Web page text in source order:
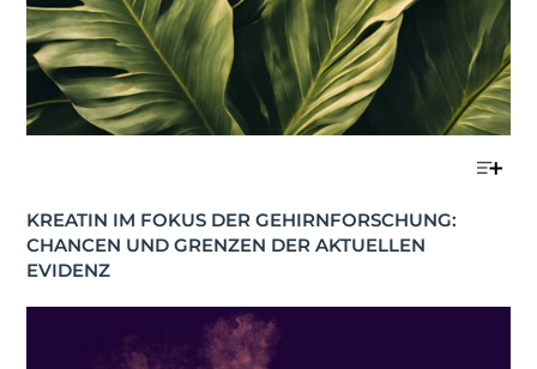
KREATIN IM FOKUS DER GEHIRNFORSCHUNG:
CHANCEN UND GRENZEN DER AKTUELLEN
EVIDENZ